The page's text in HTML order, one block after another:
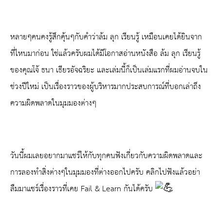
หลายๆคนคงรู้สึกคุ้นๆกับคำว่าล้ม ลุก เรียนรู้ เหมือนเคยได้ยินจาก
ที่ไหนมาก่อน ใช่แล้วครับผมได้มีโอกาสอ่านหนังสือ ล้ม ลุก เรียนรู้
ของคุณโจ้ ธนา เธียรอัจฉริยะ และเล่มนี้ก็เป็นเล่มแรกที่ผมอ่านจบใน
ช่วงปีใหม่ เป็นเรื่องราวของผู้บริหารมากประสบการณ์ที่บอกเล่าถึง
ความผิดพลาดในมุมมองต่างๆ
วันนี้ผมเลยอยากมาแชร์ให้กับทุกคนฟังเกี่ยวกับความผิดพลาดและ
การลองทำสิ่งต่างๆในมุมมองที่ต่างออกไปครับ คลิกไปฟังแล้วอย่า
ลืมมาแชร์เรื่องราวที่เคย Fail & Learn กันได้ครับ